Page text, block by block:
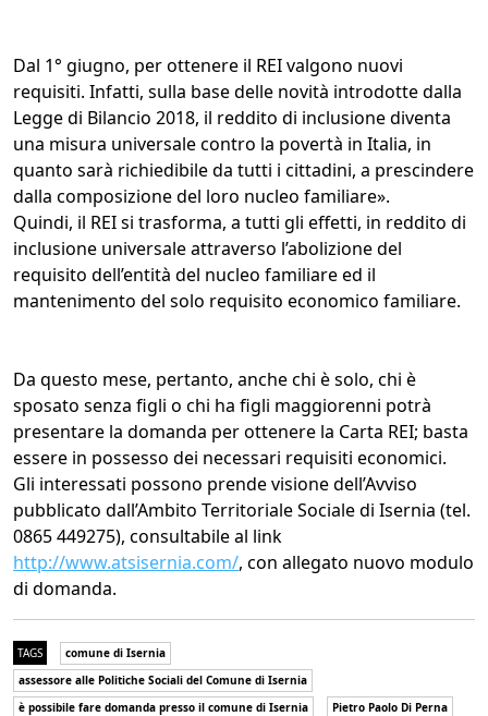
Dal 1° giugno, per ottenere il REI valgono nuovi
requisiti. Infatti, sulla base delle novità introdotte dalla
Legge di Bilancio 2018, il reddito di inclusione diventa
una misura universale contro la povertà in Italia, in
quanto sarà richiedibile da tutti i cittadini, a prescindere
dalla composizione del loro nucleo familiare».
Quindi, il REI si trasforma, a tutti gli effetti, in reddito di
inclusione universale attraverso l’abolizione del
requisito dell’entità del nucleo familiare ed il
mantenimento del solo requisito economico familiare.
Da questo mese, pertanto, anche chi è solo, chi è
sposato senza figli o chi ha figli maggiorenni potrà
presentare la domanda per ottenere la Carta REI; basta
essere in possesso dei necessari requisiti economici.
Gli interessati possono prende visione dell’Avviso
pubblicato dall’Ambito Territoriale Sociale di Isernia (tel.
0865 449275), consultabile al link
http://www.atsisernia.com/, con allegato nuovo modulo
di domanda.
TAGS
comune di Isernia
assessore alle Politiche Sociali del Comune di Isernia
è possibile fare domanda presso il comune di Isernia
Pietro Paolo Di Perna